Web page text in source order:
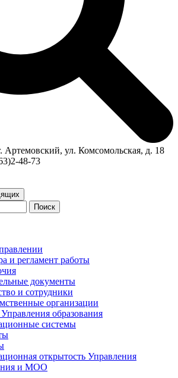
Артемовский, ул. Комсомольская, д. 18
48-73
Поиск
и регламент работы
документы
и сотрудники
организации
образования
системы
открытость Управления
и МОО